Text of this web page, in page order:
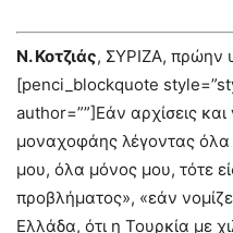
Ν. Κοτζιάς, ΣΥΡΙΖΑ, πρώην
[penci_blockquote
author=””]Εάν αρχίσεις και
μοναχοφάης λέγοντας όλα
μου, όλα μόνος μου, τότε
προβλήματος», «εάν
Ελλάδα, ότι η Τουρκία με